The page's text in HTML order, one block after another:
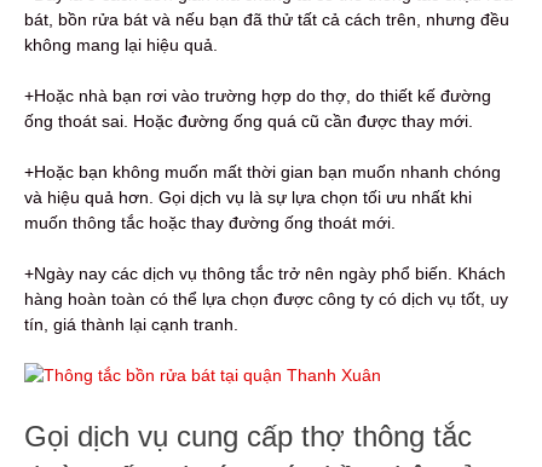
bát, bồn rửa bát và nếu bạn đã thử tất cả cách trên, nhưng đều
không mang lại hiệu quả.
+Hoặc nhà bạn rơi vào trường hợp do thợ, do thiết kế đường
ống thoát sai. Hoặc đường ống quá cũ cần được thay mới.
+Hoặc bạn không muốn mất thời gian bạn muốn nhanh chóng
và hiệu quả hơn. Gọi dịch vụ là sự lựa chọn tối ưu nhất khi
muốn thông tắc hoặc thay đường ống thoát mới.
+Ngày nay các dịch vụ thông tắc trở nên ngày phổ biến. Khách
hàng hoàn toàn có thể lựa chọn được công ty có dịch vụ tốt, uy
tín, giá thành lại cạnh tranh.
Gọi dịch vụ cung cấp thợ thông tắc